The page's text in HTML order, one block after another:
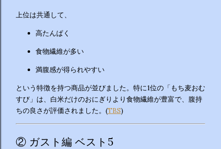
上位は共通して、
高たんぱく
食物繊維が多い
満腹感が得られやすい
という特徴を持つ商品が並びました。特に1位の「もち麦おむ
すび」は、白米だけのおにぎりより食物繊維が豊富で、腹持
ちの良さが評価されました。(TBS)
② ガスト編 ベスト5